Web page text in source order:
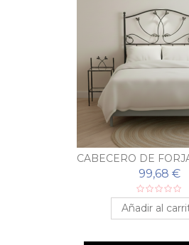
CABECERO DE
99,68 €
Añadir al